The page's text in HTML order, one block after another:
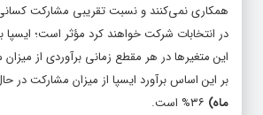
همکاری نمی‌کنند و نسبت تقریبی مشارکت کسانی
در انتخابات شرکت خواهند کرد مؤثر است؛ ایسپا
این متغیرها در هر مقطع زمانی برآوردی از
بر این اساس برآورد ایسپا از میزان مشارکت در
ماه)